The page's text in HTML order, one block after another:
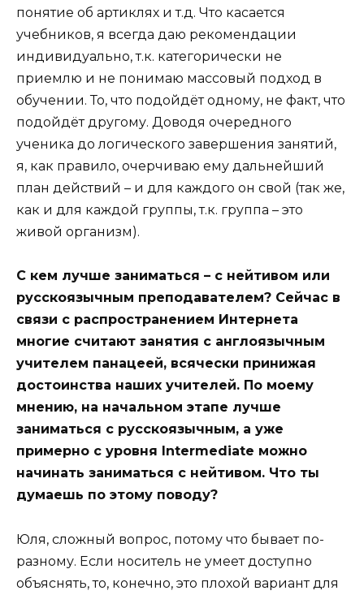
понятие об артиклях и т.д. Что касается
учебников, я всегда даю рекомендации
индивидуально, т.к. категорически не
приемлю и не понимаю массовый подход в
обучении. То, что подойдёт одному, не факт, что
подойдёт другому. Доводя очередного
ученика до логического завершения занятий,
я, как правило, очерчиваю ему дальнейший
план действий – и для каждого он свой (так же,
как и для каждой группы, т.к. группа – это
живой организм).
С кем лучше заниматься – с нейтивом или
русскоязычным преподавателем? Сейчас в
связи с распространением Интернета
многие считают занятия с англоязычным
учителем панацеей, всячески принижая
достоинства наших учителей. По моему
мнению, на начальном этапе лучше
заниматься с русскоязычным, а уже
примерно с уровня Intermediate можно
начинать заниматься с нейтивом. Что ты
думаешь по этому поводу?
Юля, сложный вопрос, потому что бывает по-
разному. Если носитель не умеет доступно
объяснять, то, конечно, это плохой вариант для